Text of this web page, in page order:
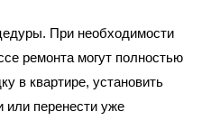
При необходимости
ремонта могут полностью
в квартире, установить
или перенести уже